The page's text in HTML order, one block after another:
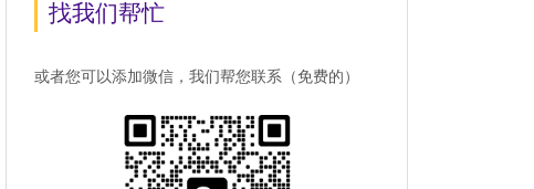
找我们帮忙
或者您可以添加微信，我们帮您联系（免费的）